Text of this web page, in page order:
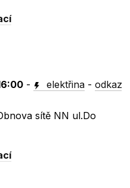
- elektřina -odkaz
sítě NN ul.Do